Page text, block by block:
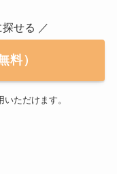
せる ／
料）
ただけます。